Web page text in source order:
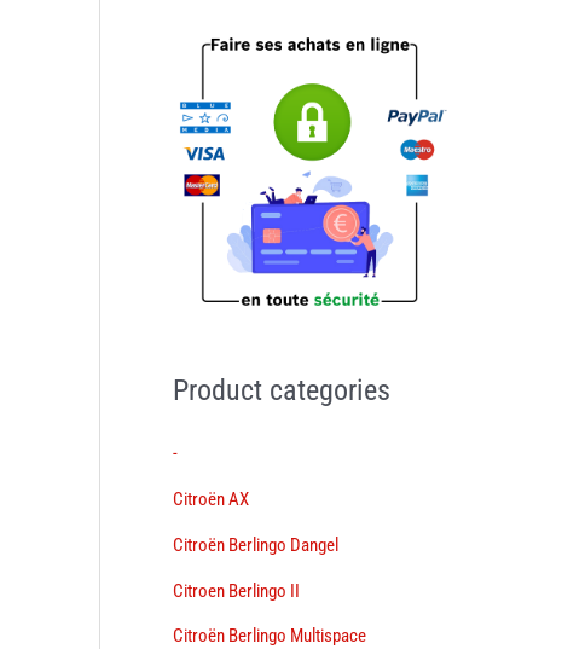
Product categories
-
Citroën AX
Citroën Berlingo Dangel
Citroen Berlingo II
Citroën Berlingo Multispace